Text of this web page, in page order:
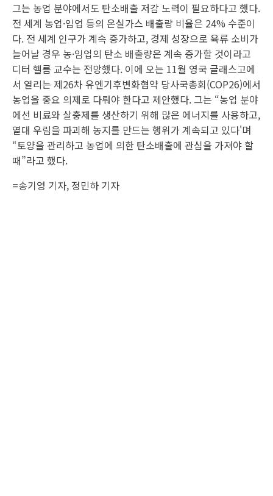
그는 농업 분야에서도 탄소배출 저감 노력이 필요하다고 했다.
전 세계 농업·임업 등의 온실가스 배출량 비율은 24% 수준이
다. 전 세계 인구가 계속 증가하고, 경제 성장으로 육류 소비가
늘어날 경우 농·임업의 탄소 배출량은 계속 증가할 것이라고
디터 헬름 교수는 전망했다. 이에 오는 11월 영국 글래스고에
서 열리는 제26차 유엔기후변화협약 당사국총회(COP26)에서
농업을 중요 의제로 다뤄야 한다고 제안했다. 그는 “농업 분야
에선 비료와 살충제를 생산하기 위해 많은 에너지를 사용하고,
열대 우림을 파괴해 농지를 만드는 행위가 계속되고 있다'며
“토양을 관리하고 농업에 의한 탄소배출에 관심을 가져야 할
때”라고 했다.
=송기영 기자, 정민하 기자